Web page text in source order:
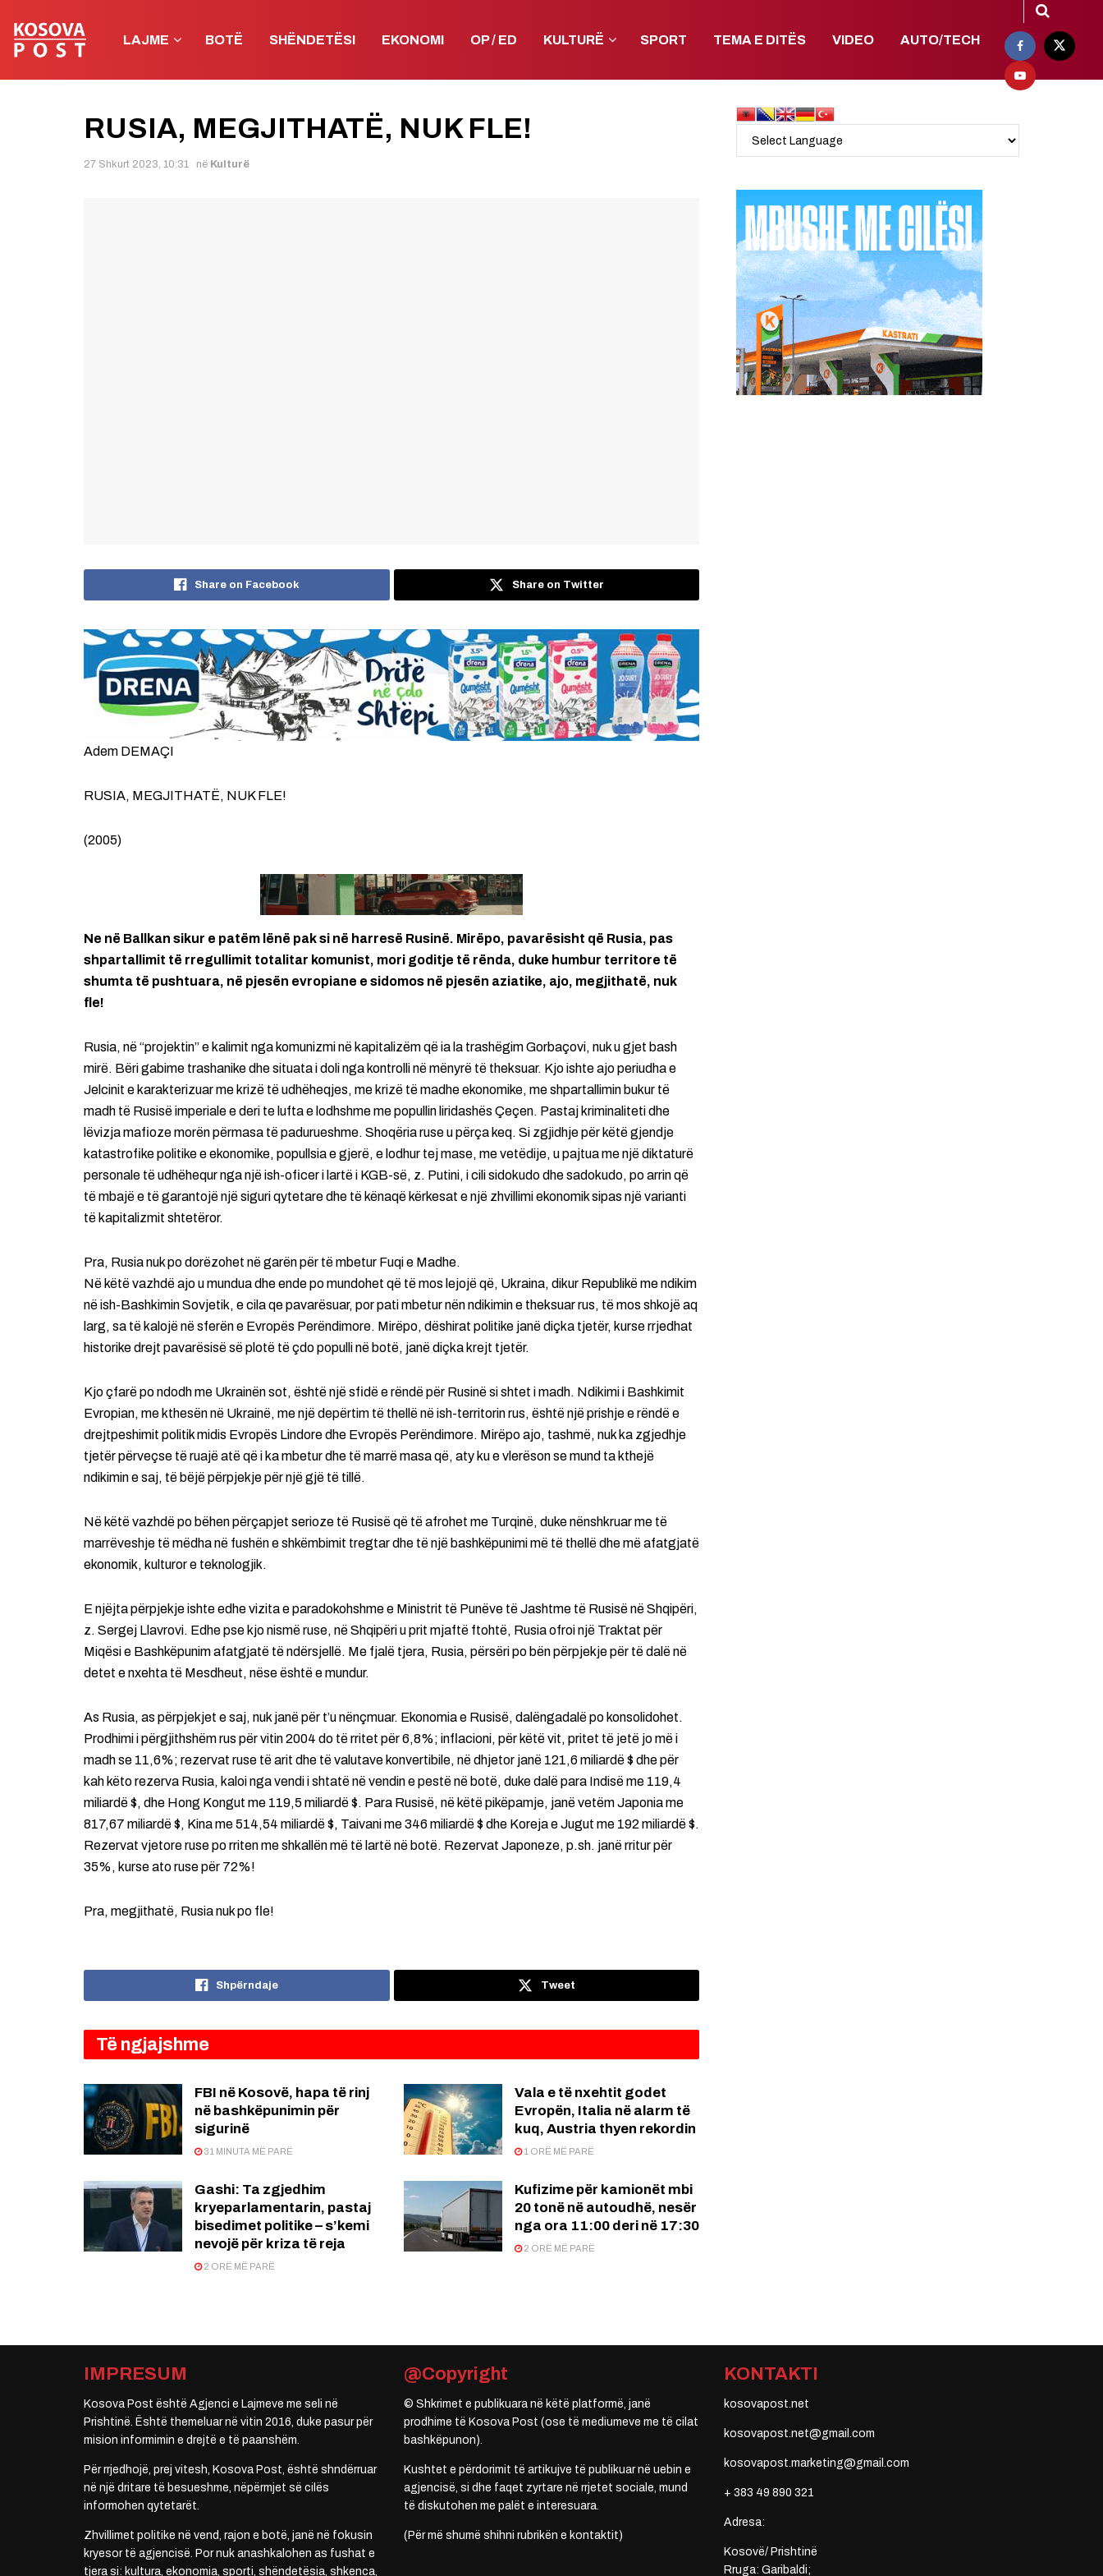
LAJME BOTË SHËNDETËSI EKONOMI OP / ED KULTURË SPORT TEMA E DITËS VIDEO AUTO/TECH
RUSIA, MEGJITHATË, NUK FLE!
27 Shkurt 2023, 10:31 në Kulturë
Share on Facebook Share on Twitter
Adem DEMAÇI
RUSIA, MEGJITHATË, NUK FLE!
(2005)
Ne në Ballkan sikur e patëm lënë pak si në harresë Rusinë. Mirëpo, pavarësisht që Rusia, pas
shpartallimit të rregullimit totalitar komunist, mori goditje të rënda, duke humbur territore të
shumta të pushtuara, në pjesën evropiane e sidomos në pjesën aziatike, ajo, megjithatë, nuk
fle!
Rusia, në “projektin” e kalimit nga komunizmi në kapitalizëm që ia la trashëgim Gorbaçovi, nuk u gjet bash
mirë. Bëri gabime trashanike dhe situata i doli nga kontrolli në mënyrë të theksuar. Kjo ishte ajo periudha e
Jelcinit e karakterizuar me krizë të udhëheqjes, me krizë të madhe ekonomike, me shpartallimin bukur të
madh të Rusisë imperiale e deri te lufta e lodhshme me popullin liridashës Çeçen. Pastaj kriminaliteti dhe
lëvizja mafioze morën përmasa të padurueshme. Shoqëria ruse u përça keq. Si zgjidhje për këtë gjendje
katastrofike politike e ekonomike, popullsia e gjerë, e lodhur tej mase, me vetëdije, u pajtua me një diktaturë
personale të udhëhequr nga një ish-oficer i lartë i KGB-së, z. Putini, i cili sidokudo dhe sadokudo, po arrin që
të mbajë e të garantojë një siguri qytetare dhe të kënaqë kërkesat e një zhvillimi ekonomik sipas një varianti
të kapitalizmit shtetëror.
Pra, Rusia nuk po dorëzohet në garën për të mbetur Fuqi e Madhe.
Në këtë vazhdë ajo u mundua dhe ende po mundohet që të mos lejojë që, Ukraina, dikur Republikë me ndikim
në ish-Bashkimin Sovjetik, e cila qe pavarësuar, por pati mbetur nën ndikimin e theksuar rus, të mos shkojë aq
larg, sa të kalojë në sferën e Evropës Perëndimore. Mirëpo, dëshirat politike janë diçka tjetër, kurse rrjedhat
historike drejt pavarësisë së plotë të çdo populli në botë, janë diçka krejt tjetër.
Kjo çfarë po ndodh me Ukrainën sot, është një sfidë e rëndë për Rusinë si shtet i madh. Ndikimi i Bashkimit
Evropian, me kthesën në Ukrainë, me një depërtim të thellë në ish-territorin rus, është një prishje e rëndë e
drejtpeshimit politik midis Evropës Lindore dhe Evropës Perëndimore. Mirëpo ajo, tashmë, nuk ka zgjedhje
tjetër përveçse të ruajë atë që i ka mbetur dhe të marrë masa që, aty ku e vlerëson se mund ta kthejë
ndikimin e saj, të bëjë përpjekje për një gjë të tillë.
Në këtë vazhdë po bëhen përçapjet serioze të Rusisë që të afrohet me Turqinë, duke nënshkruar me të
marrëveshje të mëdha në fushën e shkëmbimit tregtar dhe të një bashkëpunimi më të thellë dhe më afatgjatë
ekonomik, kulturor e teknologjik.
E njëjta përpjekje ishte edhe vizita e paradokohshme e Ministrit të Punëve të Jashtme të Rusisë në Shqipëri,
z. Sergej Llavrovi. Edhe pse kjo nismë ruse, në Shqipëri u prit mjaftë ftohtë, Rusia ofroi një Traktat për
Miqësi e Bashkëpunim afatgjatë të ndërsjellë. Me fjalë tjera, Rusia, përsëri po bën përpjekje për të dalë në
detet e nxehta të Mesdheut, nëse është e mundur.
As Rusia, as përpjekjet e saj, nuk janë për t’u nënçmuar. Ekonomia e Rusisë, dalëngadalë po konsolidohet.
Prodhimi i përgjithshëm rus për vitin 2004 do të rritet për 6,8%; inflacioni, për këtë vit, pritet të jetë jo më i
madh se 11,6%; rezervat ruse të arit dhe të valutave konvertibile, në dhjetor janë 121,6 miliardë $ dhe për
kah këto rezerva Rusia, kaloi nga vendi i shtatë në vendin e pestë në botë, duke dalë para Indisë me 119,4
miliardë $, dhe Hong Kongut me 119,5 miliardë $. Para Rusisë, në këtë pikëpamje, janë vetëm Japonia me
817,67 miliardë $, Kina me 514,54 miliardë $, Taivani me 346 miliardë $ dhe Koreja e Jugut me 192 miliardë $.
Rezervat vjetore ruse po rriten me shkallën më të lartë në botë. Rezervat Japoneze, p.sh. janë rritur për
35%, kurse ato ruse për 72%!
Pra, megjithatë, Rusia nuk po fle!
Shpërndaje Tweet
Të ngjajshme
FBI në Kosovë, hapa të rinj
në bashkëpunimin për
sigurinë
31 MINUTA MË PARË
Vala e të nxehtit godet
Evropën, Italia në alarm të
kuq, Austria thyen rekordin
1 ORË MË PARË
Gashi: Ta zgjedhim
kryeparlamentarin, pastaj
bisedimet politike – s’kemi
nevojë për kriza të reja
2 ORË MË PARË
Kufizime për kamionët mbi
20 tonë në autoudhë, nesër
nga ora 11:00 deri në 17:30
2 ORË MË PARË
IMPRESUM
Kosova Post është Agjenci e Lajmeve me seli në
Prishtinë. Është themeluar në vitin 2016, duke pasur për
mision informimin e drejtë e të paanshëm.
Për rrjedhojë, prej vitesh, Kosova Post, është shndërruar
në një dritare të besueshme, nëpërmjet së cilës
informohen qytetarët.
Zhvillimet politike në vend, rajon e botë, janë në fokusin
kryesor të agjencisë. Por nuk anashkalohen as fushat e
tjera si: kultura, ekonomia, sporti, shëndetësia, shkenca,
@Copyright
© Shkrimet e publikuara në këtë platformë, janë
prodhime të Kosova Post (ose të mediumeve me të cilat
bashkëpunon).
Kushtet e përdorimit të artikujve të publikuar në uebin e
agjencisë, si dhe faqet zyrtare në rrjetet sociale, mund
të diskutohen me palët e interesuara.
(Për më shumë shihni rubrikën e kontaktit)
KONTAKTI
kosovapost.net
kosovapost.net@gmail.com
kosovapost.marketing@gmail.com
+ 383 49 890 321
Adresa:
Kosovë/ Prishtinë
Rruga: Garibaldi;